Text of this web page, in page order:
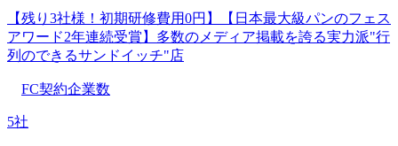
【残り3社様！初期研修費用0円】【⽇本最⼤級パンのフェス
アワード2年連続受賞】多数のメディア掲載を誇る実力派"行
列のできるサンドイッチ"店
FC契約企業数
5社